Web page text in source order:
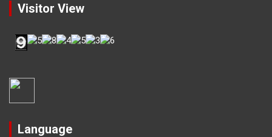
Visitor View
Language